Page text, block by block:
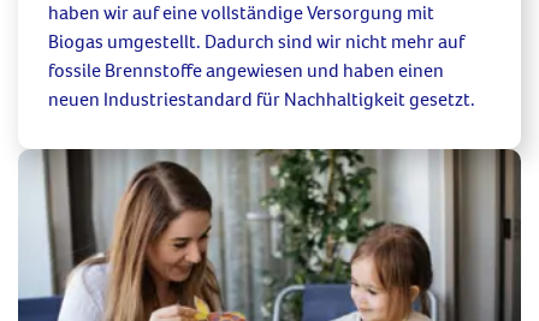
haben wirauf eine vollständige Versorgung mit
Biogas umgestellt. Dadurch sind wir nicht mehr auf
fossile Brennstoffe angewiesen und haben einen
neuen Industriestandard für Nachhaltigkeit gesetzt.